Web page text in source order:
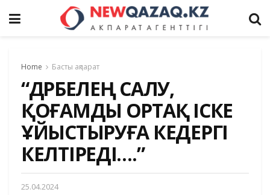
Home Басты ақпарат
“ДҮРБЕЛЕҢ САЛУ,
ҚОҒАМДЫ ОРТАҚ ІСКЕ
ҰЙЫСТЫРУҒА КЕДЕРГІ
КЕЛТІРЕДІ….”
25.04.2024